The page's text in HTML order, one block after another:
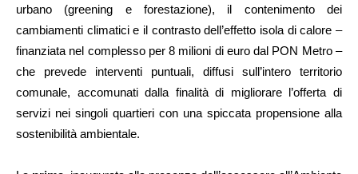
urbano (greening e forestazione), il contenimento dei
cambiamenti climatici e il contrasto dell’effetto isola di calore –
finanziata nel complesso per 8 milioni di euro dal PON Metro –
che prevede interventi puntuali, diffusi sull’intero territorio
comunale, accomunati dalla finalità di migliorare l’offerta di
servizi nei singoli quartieri con una spiccata propensione alla
sostenibilità ambientale.